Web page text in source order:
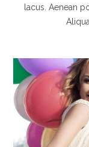
lacus. Aenean